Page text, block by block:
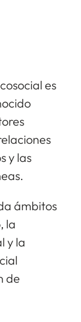
es
y las
ámbitos
la
y la
de